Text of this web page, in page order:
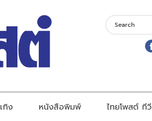
ทิง หนังสือพิมพ์ ไทยโพสต์ ทีวี